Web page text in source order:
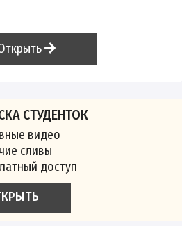
СТУДЕНТОК
видео
сливы
доступ